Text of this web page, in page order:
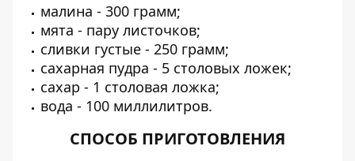
малина - 300 грамм;
мята - пару листочков;
сливки густые - 250 грамм;
сахарная пудра - 5 столовых ложек;
сахар - 1 столовая ложка;
вода - 100 миллилитров.
СПОСОБ ПРИГОТОВЛЕНИЯ